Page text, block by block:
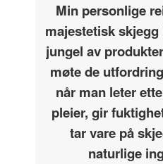
Min personlige
majestetisk
jungel av
møte de
når man leter
pleier, gir
tar vare på
naturlige